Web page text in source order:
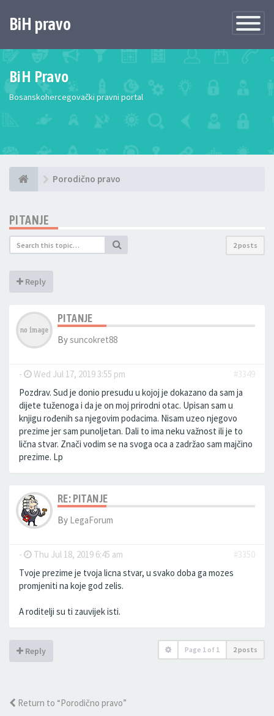
Toggle
BiH pravo
BiH Pravo
Bosanskohercegovački pravni portal
Porodično pravo
PITANJE
2 posts
Reply
PITANJE
Bysuncokret88
- Wed Jul 17, 2019 3:55 pm
#3349
Pozdrav. Sud je donio presudu u kojoj je dokazano da sam ja
dijete tuženoga i da je on moj prirodni otac. Upisan sam u
knjigu rođenih sa njegovim podacima. Nisam uzeo njegovo
prezime jer sam punoljetan. Dali to ima neku važnost ili je to
lična stvar. Znači vodim se na svoga oca a zadržao sam majčino
prezime. Lp
RE: PITANJE
By LegaForum
- Thu Jul 18, 2019 6:45 am
#3350
Tvoje prezime je tvoja licna stvar, u svako doba ga mozes
promjeniti na koje god zelis.
A roditelji su ti zauvijek isti.
Reply Page 1 of 1 2 posts
Return to “Porodično pravo”